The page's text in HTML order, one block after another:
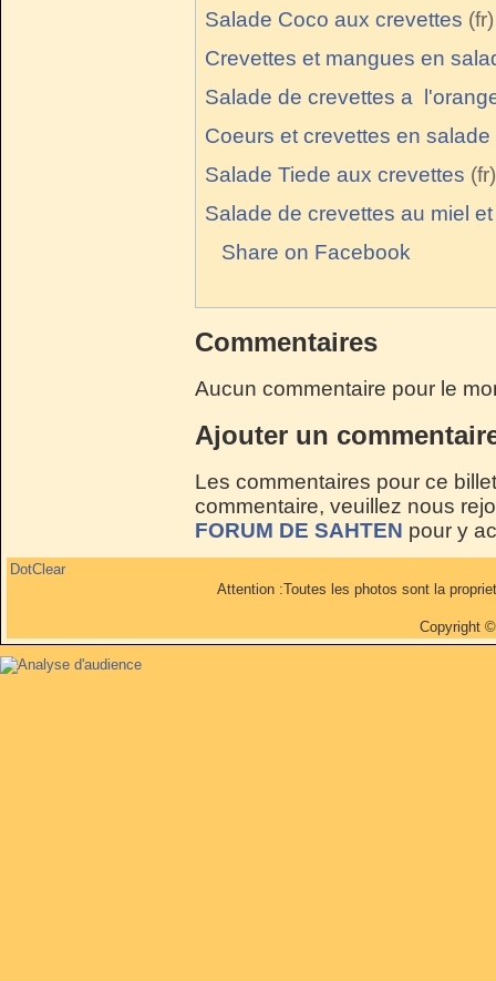
Salade Coco aux crevettes
Crevettes et mangues en
Salade de crevettes a
Coeurs et crevettes en salade
Salade Tiede aux crevettes
Salade de crevettes au miel
Share on Facebook
Commentaires
Aucun commentaire pour le
Ajouter un
Les commentaires pour ce
commentaire, veuillez nous
FORUM DE SAHTEN pour y
DotClear
Attention :Toutes les photos sont la
Copyright